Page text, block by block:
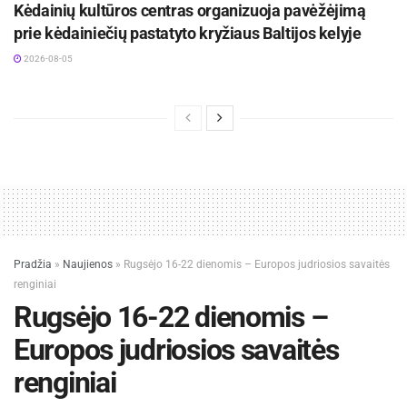
atliko kultūrinį rentgeną. Pavyzdžiui, įkišus koją į
Kėdainių kultūros centras organizuoja pavėžėjimą
prie kėdainiečių pastatyto kryžiaus Baltijos kelyje
2026-08-05
Pradžia » Naujienos » Rugsėjo 16-22 dienomis – Europos judriosios savaitės
renginiai
Rugsėjo 16-22 dienomis –
Europos judriosios savaitės
renginiai